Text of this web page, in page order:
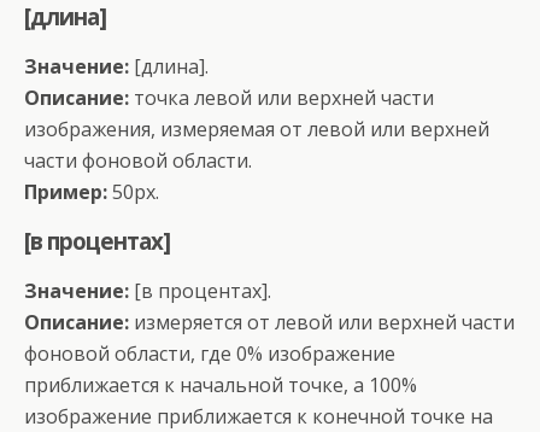
[длина]
Значение: [длина].
Описание: точка левой или верхней части
изображения, измеряемая от левой или верхней
части фоновой области.
Пример:50px.
[в процентах]
Значение: [в процентах].
Описание: измеряется от левой или верхней части
фоновой области, где 0% изображение
приближается к начальной точке, а 100%
изображение приближается к конечной точке на